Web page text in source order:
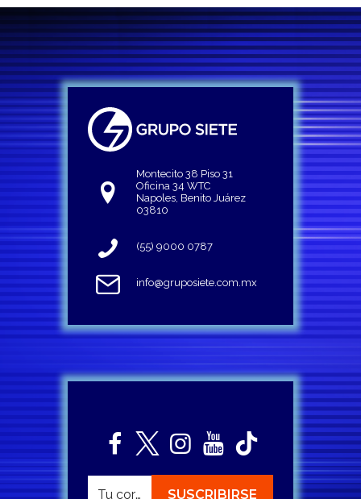
Montecito 38 Piso 31
Oficina 34 WTC
Napoles, Benito Juárez
03810
(55) 9000 0787
info@gruposiete.com.mx